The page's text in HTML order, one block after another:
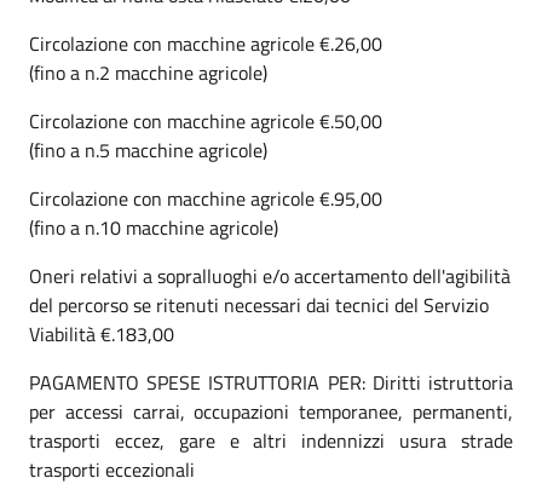
Circolazione con macchine agricole €.26,00
(fino a n.2 macchine agricole)
Circolazione con macchine agricole €.50,00
(fino a n.5 macchine agricole)
Circolazione con macchine agricole €.95,00
(fino a n.10 macchine agricole)
Oneri relativi a sopralluoghi e/o accertamento dell'agibilità
del percorso se ritenuti necessari dai tecnici del Servizio
Viabilità €.183,00
PAGAMENTO SPESE ISTRUTTORIA PER: Diritti istruttoria
per accessi carrai, occupazioni temporanee, permanenti,
trasporti eccez, gare e altri indennizzi usura strade
trasporti eccezionali